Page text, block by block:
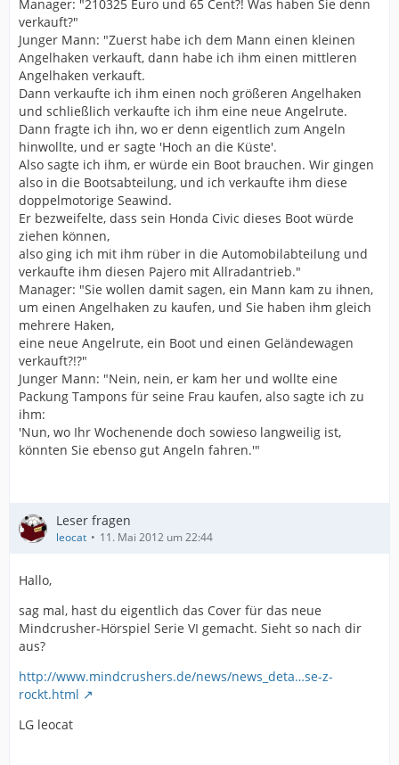
Manager: "210325 Euro und 65 Cent?! Was haben Sie denn
verkauft?"
Junger Mann: "Zuerst habe ich dem Mann einen kleinen
Angelhaken verkauft, dann habe ich ihm einen mittleren
Angelhaken verkauft.
Dann verkaufte ich ihm einen noch größeren Angelhaken
und schließlich verkaufte ich ihm eine neue Angelrute.
Dann fragte ich ihn, wo er denn eigentlich zum Angeln
hinwollte, und er sagte 'Hoch an die Küste'.
Also sagte ich ihm, er würde ein Boot brauchen. Wir gingen
also in die Bootsabteilung, und ich verkaufte ihm diese
doppelmotorige Seawind.
Er bezweifelte, dass sein Honda Civic dieses Boot würde
ziehen können,
also ging ich mit ihm rüber in die Automobilabteilung und
verkaufte ihm diesen Pajero mit Allradantrieb."
Manager: "Sie wollen damit sagen, ein Mann kam zu ihnen,
um einen Angelhaken zu kaufen, und Sie haben ihm gleich
mehrere Haken,
eine neue Angelrute, ein Boot und einen Geländewagen
verkauft?!?"
Junger Mann: "Nein, nein, er kam her und wollte eine
Packung Tampons für seine Frau kaufen, also sagte ich zu
ihm:
'Nun, wo Ihr Wochenende doch sowieso langweilig ist,
könnten Sie ebenso gut Angeln fahren.'"
Leser fragen
leocat 11. Mai 2012 um 22:44
Hallo,
sag mal, hast du eigentlich das Cover für das neue
Mindcrusher-Hörspiel Serie VI gemacht. Sieht so nach dir
aus?
http://www.mindcrushers.de/news/news_deta…se-z-
rockt.html
LG leocat